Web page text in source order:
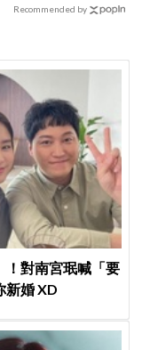
Recommended by
！對南宮珉喊「要
新婚 XD